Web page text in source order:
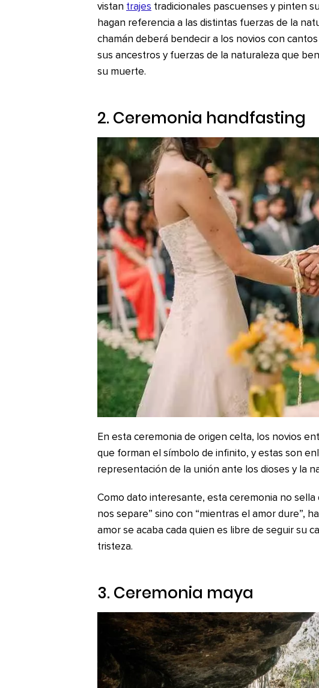
vistan trajes tradicionales pascuenses y pinten
hagan referencia a las distintas fuerzas de la
chamán deberá bendecir a los novios con
sus ancestros y fuerzas de la naturaleza que
su muerte.
2. Ceremonia handfasting
En esta ceremonia de origen celta, los novios
que forman el símbolo de infinito, y estas son
representación de la unión ante los dioses y la
Como dato interesante, esta ceremonia no
nos separe” sino con “mientras el amor dure”,
amor se acaba cada quien es libre de seguir su
tristeza.
3. Ceremonia maya